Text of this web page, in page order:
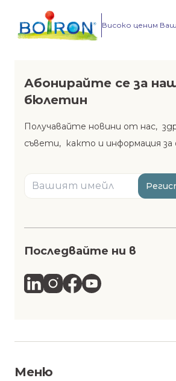
Високо ценим
Абонирайте се за
бюлетин
Получавайте новини от нас,
съвети, както и информация
Последвайте ни в
Меню